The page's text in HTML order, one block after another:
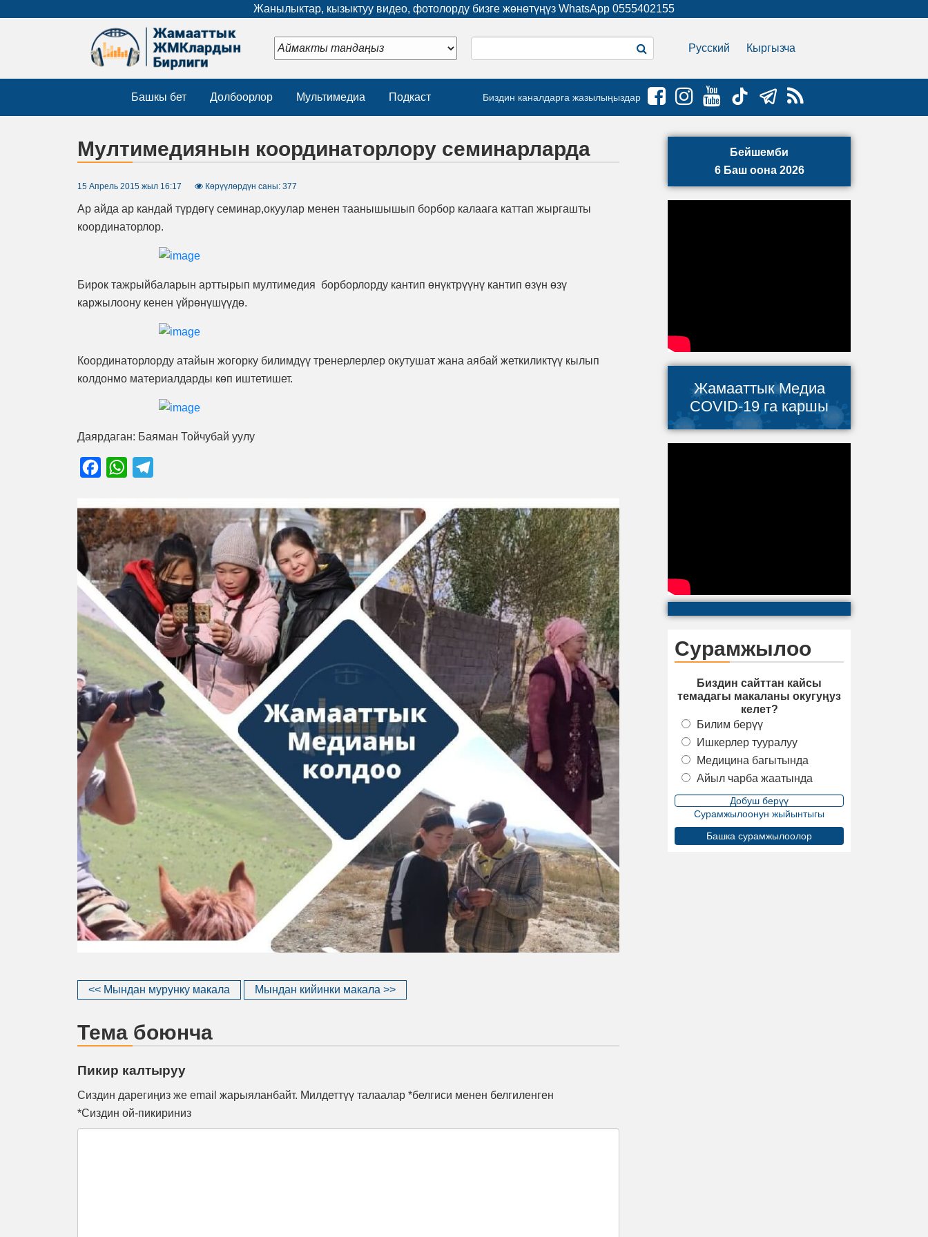
Жанылыктар, кызыктуу видео, фотолорду бизге жөнөтүңүз WhatsApp 0555402155
Русский Кыргызча
Башкы бет Долбоорлор Мультимедиа Подкаст Биздин каналдарга жазылыңыздар
Мултимедиянын координаторлору семинарларда
15 Апрель 2015 жыл 16:17 Көрүүлөрдүн саны: 377
Ар айда ар кандай түрдөгү семинар,окуулар менен таанышышып борбор калаага каттап жыргашты
координаторлор.
Бирок тажрыйбаларын арттырып мултимедия борборлорду кантип өнүктрүүнү кантип өзүн өзү
каржылоону кенен үйрөнүшүүдө.
Координаторлорду атайын жогорку билимдүү тренерлерлер окутушат жана аябай жеткиликтүү кылып
колдонмо материалдарды көп иштетишет.
Даярдаган: Баяман Тойчубай уулу
FacebookWhatsApp
<< Мындан мурунку макала Мындан кийинки макала >>
Тема боюнча
Пикир калтыруу
Сиздин дарегиңиз же email жарыяланбайт. Милдеттүү талаалар *белгиси менен белгиленген
*Сиздин ой-пикириниз
Бейшемби
6 Баш оона 2026
Жамааттык Медиа
COVID-19 га каршы
Сурамжылоо
Биздин сайттан кайсы
темадагы макаланы окугуңуз
келет?
Билим берүү
Ишкерлер тууралуу
Медицина багытында
Айыл чарба жаатында
Сурамжылоонун жыйынтыгы
Башка сурамжылоолор